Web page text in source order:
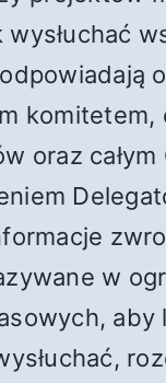
wysłuchać
komitetem,
oraz całym
w
aby